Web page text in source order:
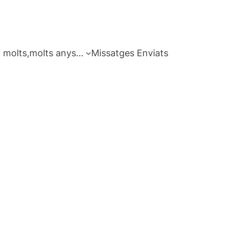
molts,molts anys… Missatges Enviats